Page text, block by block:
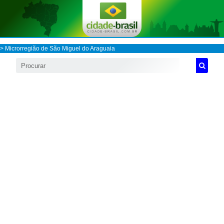
> Microrregião de São Miguel do Araguaia